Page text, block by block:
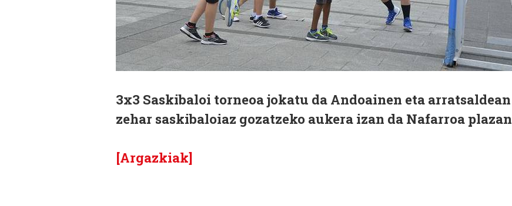
3x3 Saskibaloi torneoa jokatu da Andoainen eta arratsaldean
zehar saskibaloiaz gozatzeko aukera izan da Nafarroa plazan
[Argazkiak]